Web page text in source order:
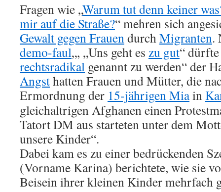
Fragen wie „Warum tut denn keiner
mir auf die Straße?“ mehren sich
Gewalt gegen FrauendurchMigranten.
demo-faul„, „Uns geht es zu gut“
rechtsradikal genannt zu werden“ der
Angsthatten Frauen und Mütter, die
Ermordnung der 15-jährigen Miain
gleichaltrigen Afghanen einen
Tatort DM aus starteten unter dem
unsere Kinder“.
Dabei kam es zu einer bedrückenden
(Vorname Karina) berichtete, wie sie
Beisein ihrer kleinen Kinder mehrfach